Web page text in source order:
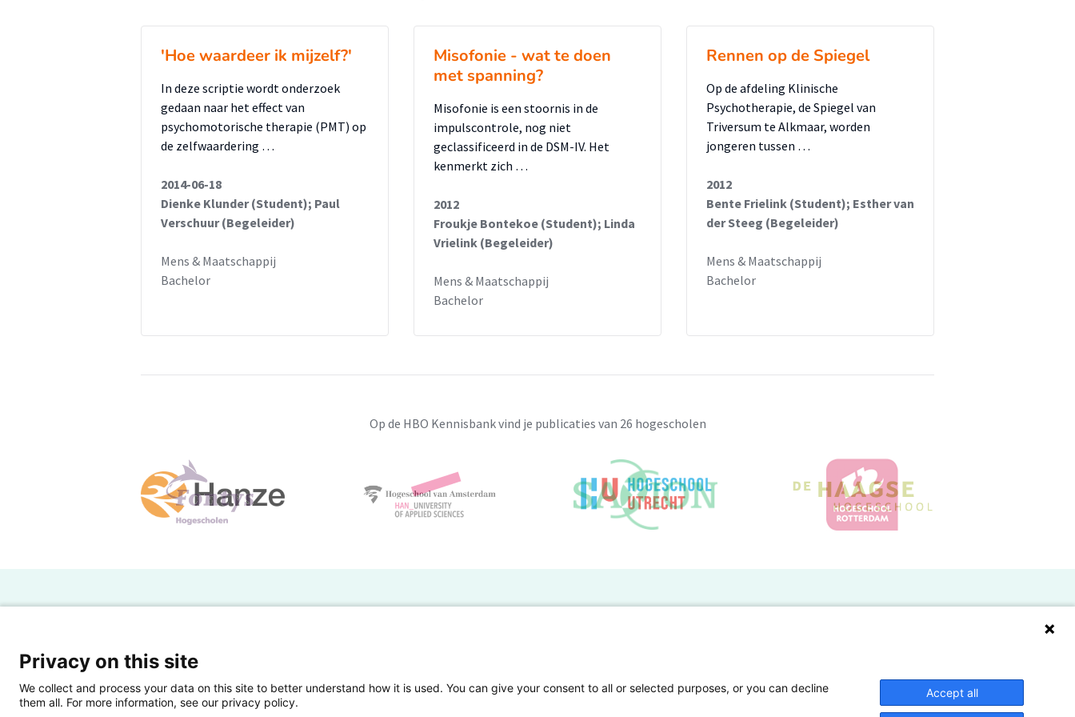
aan te verbinden. Het is wel aannemelijk dat Psychomotorische Therapie
(PMT) een positief effect heeft op het zelfbeeld van dove en slechthorende
kinderen.
'Hoe waardeer ik mijzelf?'
In deze scriptie wordt onderzoek
gedaan naar het effect van
psychomotorische therapie (PMT) op
de zelfwaardering …
2014-06-18
Dienke Klunder (Student); Paul
Verschuur (Begeleider)
Mens & Maatschappij
Bachelor
Misofonie - wat te doen
met spanning?
Misofonie is een stoornis in de
impulscontrole, nog niet
geclassificeerd in de DSM-IV. Het
kenmerkt zich …
2012
Froukje Bontekoe (Student); Linda
Vrielink (Begeleider)
Mens & Maatschappij
Bachelor
Rennen op de Spiegel
Op de afdeling Klinische
Psychotherapie, de Spiegel van
Triversum te Alkmaar, worden
jongeren tussen …
2012
Bente Frielink (Student); Esther van
der Steeg (Begeleider)
Mens & Maatschappij
Bachelor
Op de HBO Kennisbank vind je publicaties van 26 hogescholen
Powered by SURF
Eigen onderzoek publiceren
Veelgestelde vragen
Lectoren en onderzoekers
Privacy on this site
We collect and process your data on this site to better understand how it is used. You can give your consent to all or selected purposes, or you can decline
them all. For more information, see our privacy policy.
Accept all